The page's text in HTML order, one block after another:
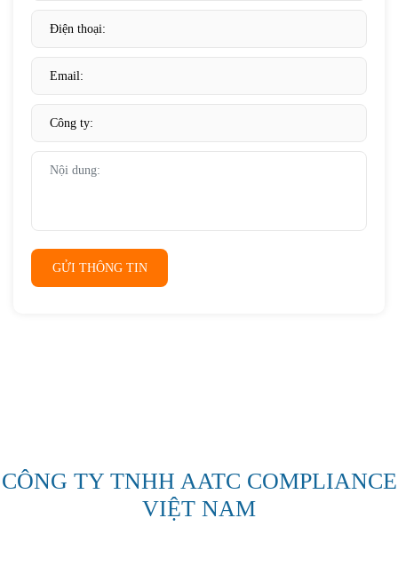
CÔNG TY TNHH AATC COMPLIANCE
VIỆT NAM